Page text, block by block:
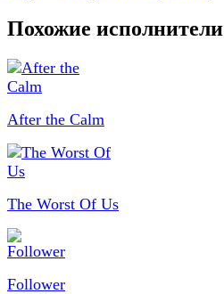
Похожие исполнители
After the Calm
The Worst Of Us
Follower